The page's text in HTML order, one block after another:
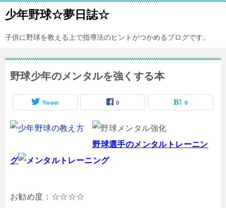
少年野球☆夢日誌☆
子供に野球を教える上で指導法のヒントがつかめるブログです。
野球少年のメンタルを強くする本
Tweet 0 0
野球選手のメンタルトレーニン
グ
お勧め度：☆☆☆☆